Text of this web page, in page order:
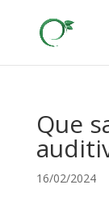
Que
16/02/2024